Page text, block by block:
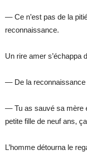
— Ce n’est pas de la
reconnaissance.
Un rire amer s’échappa
— De la reconnaissance
— Tu as sauvé sa mère
petite fille de neuf ans,
L’homme détourna le